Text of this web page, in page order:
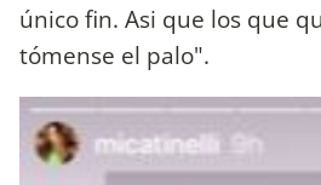
único fin. Asi que los que
tómense el palo".